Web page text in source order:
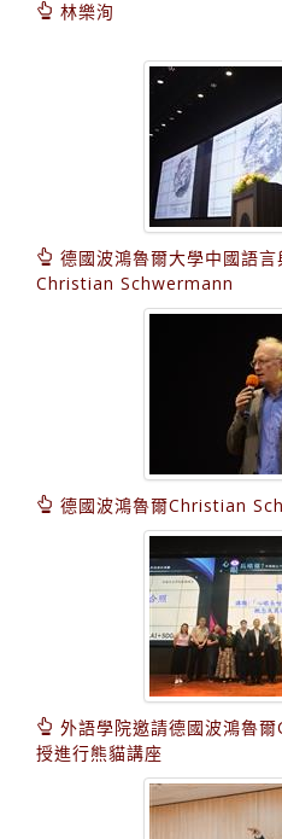
林樂洵
德國波鴻魯爾大學中國語
Christian Schwermann
德國波鴻魯爾Christian
外語學院邀請德國波鴻魯
授進行熊貓講座